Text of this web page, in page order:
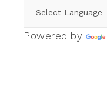
Powered by